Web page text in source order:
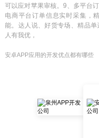
可以应对苹果审核。9、多平台
电商平台订单信息实时采集，
能。达人说、好货专场、精品
人有我优，
安卓APP应用的开发优点都有哪些